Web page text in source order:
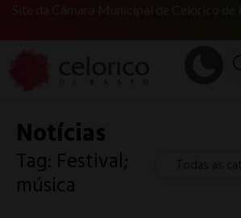
Notícias
Tag: Festival;
música